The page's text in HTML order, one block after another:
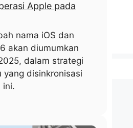
Apple pada
nama iOS dan
akan diumumkan
dalam strategi
yang disinkronisasi
ini.